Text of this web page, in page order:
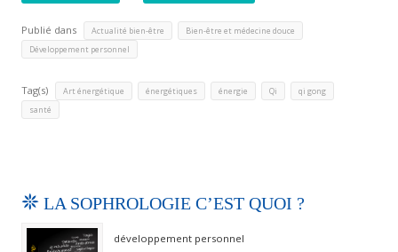
Publié dans Actualité bien-être Bien-être et médecine douce
Développement personnel
Tag(s) Art énergétique énergétiques énergie Qi qi gong
santé
LA SOPHROLOGIE C’EST QUOI ?
développement personnel